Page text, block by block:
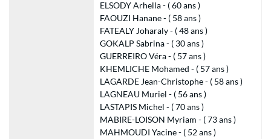
ELSODY Arhella - ( 60 ans )
FAOUZI Hanane - ( 58 ans )
FATEALY Joharaly - ( 48 ans )
GOKALP Sabrina - ( 30 ans )
GUERREIRO Véra - ( 57 ans )
KHEMLICHE Mohamed - ( 57 ans )
LAGARDE Jean-Christophe - ( 58 ans )
LAGNEAU Muriel - ( 56 ans )
LASTAPIS Michel - ( 70 ans )
MABIRE-LOISON Myriam - ( 73 ans )
MAHMOUDI Yacine - ( 52 ans )